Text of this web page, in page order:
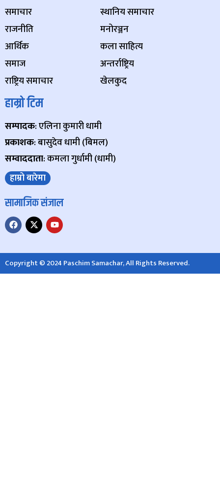
समाचार
राजनीति
आर्थिक
समाज
राष्ट्रिय समाचार
स्थानिय समाचार
मनोरञ्जन
कला साहित्य
अन्तर्राष्ट्रिय
खेलकुद
हाम्रो टिम
सम्पादक: एलिना कुमारी धामी
प्रकाशक: बासुदेव धामी (बिमल)
सम्वाददाता: कमला गुर्धामी (धामी)
हाम्रो बारेमा
सामाजिक संजाल
Copyright © 2024 Paschim Samachar, All Rights Reserved.